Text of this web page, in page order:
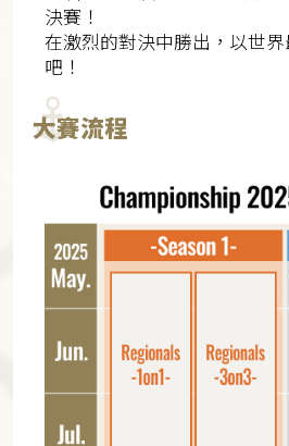
決賽！
在激烈的對決中勝出，以世
吧！
大賽流程